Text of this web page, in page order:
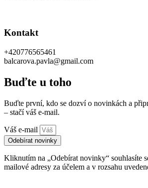
Kontakt
+420776565461
balcarova.pavla@gmail.com
Buďte u toho
Buďte první, kdo se dozví o novinkách a
– stačí váš e-mail.
Váš e-mail
Odebírat novinky
Kliknutím na „Odebírat novinky“ souhlasíte
mailové adresy za účelem a v rozsahu